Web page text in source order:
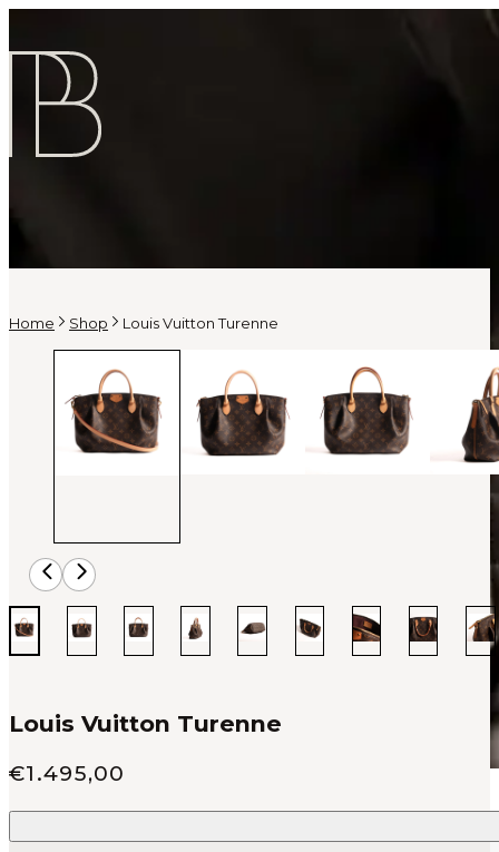
Home Shop Louis Vuitton Turenne
Louis Vuitton Turenne
Verkoop prijs
€1.495,00